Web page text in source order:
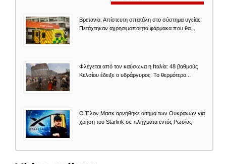
Βρετανία: Απίστευτη σπατάλη στο σύστημα υγείας.
Πετάχτηκαν αχρησιμοποίητα φάρμακα που θα...
Φλέγεται από τον καύσωνα η Ιταλία: 48 βαθμούς
Κελσίου έδειξε ο υδράργυρος. Το θερμότερο...
O Έλον Mασκ αρνήθηκε αίτημα των Ουκρανών για
χρήση του Starlink σε πλήγματα εντός Ρωσίας